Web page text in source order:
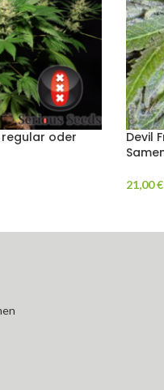
regular oder
Devil
21,00€